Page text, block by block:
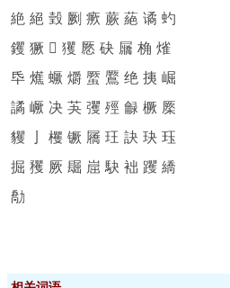
絶 絕 瑴 劂 瘚 蕨 蕝 谲 虳
钁 獗  玃 憠 砄 屫 桷 熦
氒 爑 蟩 爝 蟨 鷢 绝 挗 崛
譎 嶥 决 芵 彏 殌 龣 橛 橜
貜
欔 镢 屩 玨 訣 玦 珏
掘 矡 厥 镼 崫 駃 袦 躩 繑
勪